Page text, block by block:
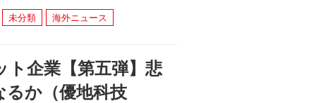
未分類 海外ニュース
ト企業【第五弾】悲
るか（優地科技